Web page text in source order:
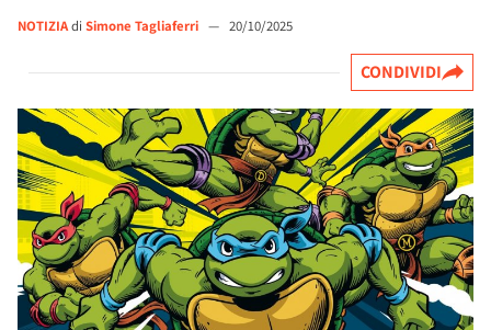
NOTIZIAdi Simone Tagliaferri — 20/10/2025
CONDIVIDI